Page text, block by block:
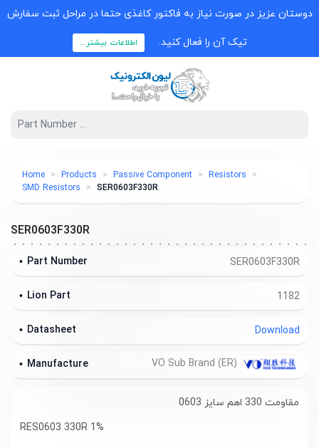
دوستان عزیز در صورت نیاز به فاکتور کاغذی حتما در مراحل ثبت سفارش
تیک آن را فعال کنید. اطلاعات بیشتر...
Home Products Passive Component
Resistors
SMD Resistors
SER0603F330R
SER0603F330R
SER0603F330R
Part Number
1182
Lion Part
Download
Datasheet
Manufacture
مقاومت 330 اهم سایز 0603
RES0603 330R 1%